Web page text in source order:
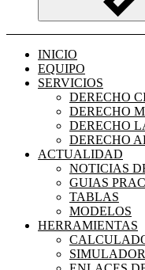
INICIO
EQUIPO
SERVICIOS
DERECHO
DERECHO
DERECHO
DERECHO
ACTUALIDAD
NOTICIAS
GUIAS
TABLAS
MODELOS
HERRAMIENTAS